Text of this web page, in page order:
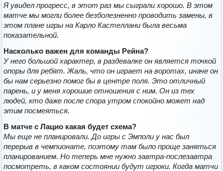
Я увидел прогресс, в этот раз мы сыграли хорошо. В этом
матче мы могли более безболезненно проводить замены, в
этом плане игры на Карло Кастеллани была весьма
показательной.
Насколько важен для команды Рейна?
У него большой характер, в раздевалке он является точкой
опоры для ребят. Жаль, что он играет на воротах, иначе он
бы нам серьезно помог бы в центре поля. Это отличный
парень, и у меня хорошие отношения с ним. Он из тех
людей, кто даже после спора утром спокойно может над
этим посмеяться.
В матче с Лацио какая будет схема?
Мы еще не планировали. До игры с Эмполи у нас был
перерыв в чемпионате, поэтому там было проще заняться
планированием. Но теперь мне нужно завтра-послезавтра
посмотреть, в каком состоянии будут игроки. Когда матчи